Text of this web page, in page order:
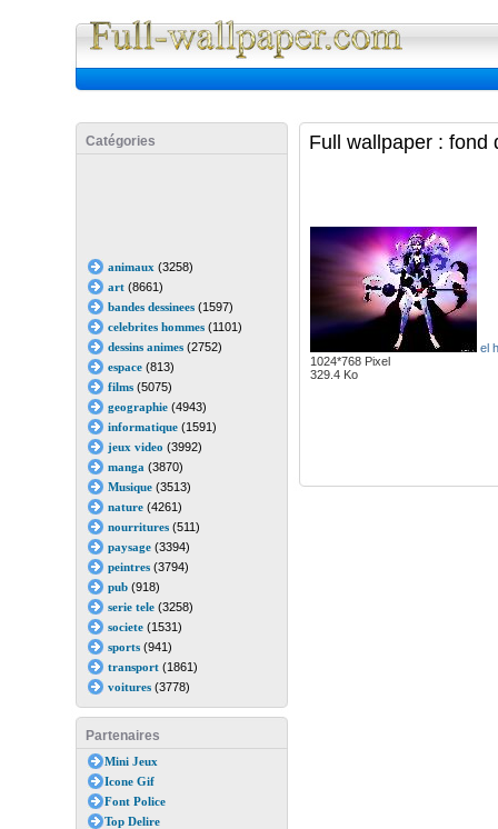
Catégories
animaux (3258)
art(8661)
bandes dessinees(1597)
celebrites hommes(1101)
dessins animes(2752)
espace(813)
films(5075)
geographie(4943)
informatique(1591)
jeux video (3992)
manga (3870)
Musique(3513)
nature(4261)
nourritures(511)
paysage(3394)
peintres(3794)
pub(918)
serie tele(3258)
societe(1531)
sports(941)
transport(1861)
voitures(3778)
Partenaires
Mini Jeux
Icone Gif
Font Police
Top Delire
Full wallpaper : fond
el
1024*768 Pixel
329.4 Ko